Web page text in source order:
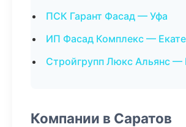
ПСК Гарант Фасад — Уфа
ИП Фасад Комплекс —
Стройгрупп Люкс Альянс —
Компании в Саратов